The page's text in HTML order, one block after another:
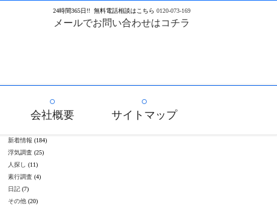
24時間365日!! 無料電話相談はこちら 0120-073-169
メールでお問い合わせはコチラ
会社概要 サイトマップ
新着情報 (184)
浮気調査 (25)
人探し
(11)
素行調査 (4)
日記 (7)
その他 (20)